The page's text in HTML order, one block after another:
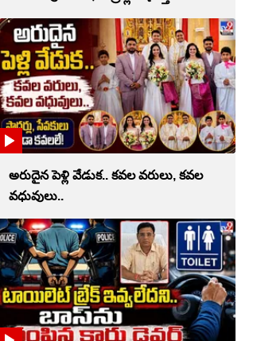
అరుదైన పెళ్లి వేడుక.. కవల వరులు, కవల
వధువులు..